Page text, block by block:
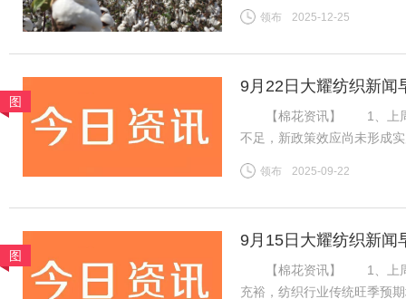
挤压，行业竞争格局生变
领布 2025-12-25
图
9月22日大耀纺织新闻
【棉花资讯】 1、上周国
不足，新政策效应尚未形成
盘ICE期棉同样先涨后跌，
领布 2025-09-22
图
9月15日大耀纺织新闻
【棉花资讯】 1、上周国
充裕，纺织行业传统旺季预